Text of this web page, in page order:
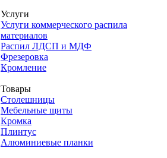
Услуги
Услуги коммерческого распила
материалов
Распил ЛДСП и МДФ
Фрезеровка
Кромление
Товары
Столешницы
Мебельные щиты
Кромка
Плинтус
Алюминиевые планки